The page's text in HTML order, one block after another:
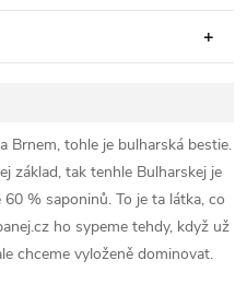
Brnem, tohle je bulharská bestie.
základ, tak tenhle Bulharskej je
% saponinů. To je ta látka, co
ho sypeme tehdy, když už
chceme vyloženě dominovat.